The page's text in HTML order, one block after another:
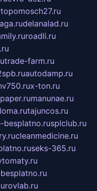
delanalad.ru
roadli.ru
trade-farm.ru
autodamp.ru
x-ton.ru
manunae.ru
tajuncos.ru
besplatno.rusplclub.ru
cleanmedicine.ru
seks-365.ru